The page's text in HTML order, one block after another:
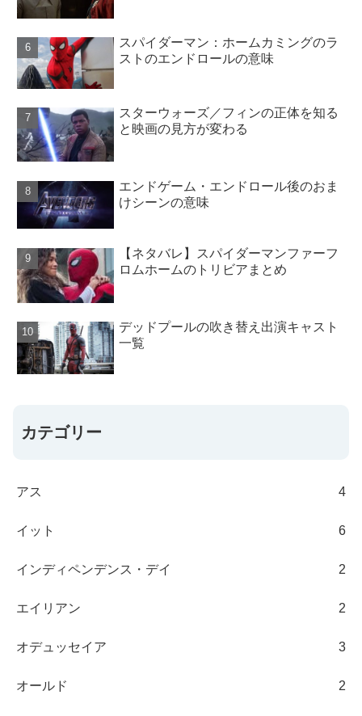
スパイダーマン：ホームカミングのラ
ストのエンドロールの意味
スターウォーズ／フィンの正体を知る
と映画の見方が変わる
エンドゲーム・エンドロール後のおま
けシーンの意味
【ネタバレ】スパイダーマンファーフ
ロムホームのトリビアまとめ
デッドプールの吹き替え出演キャスト
一覧
カテゴリー
アス 4
イット 6
インディペンデンス・デイ 2
エイリアン 2
オデュッセイア 3
オールド 2